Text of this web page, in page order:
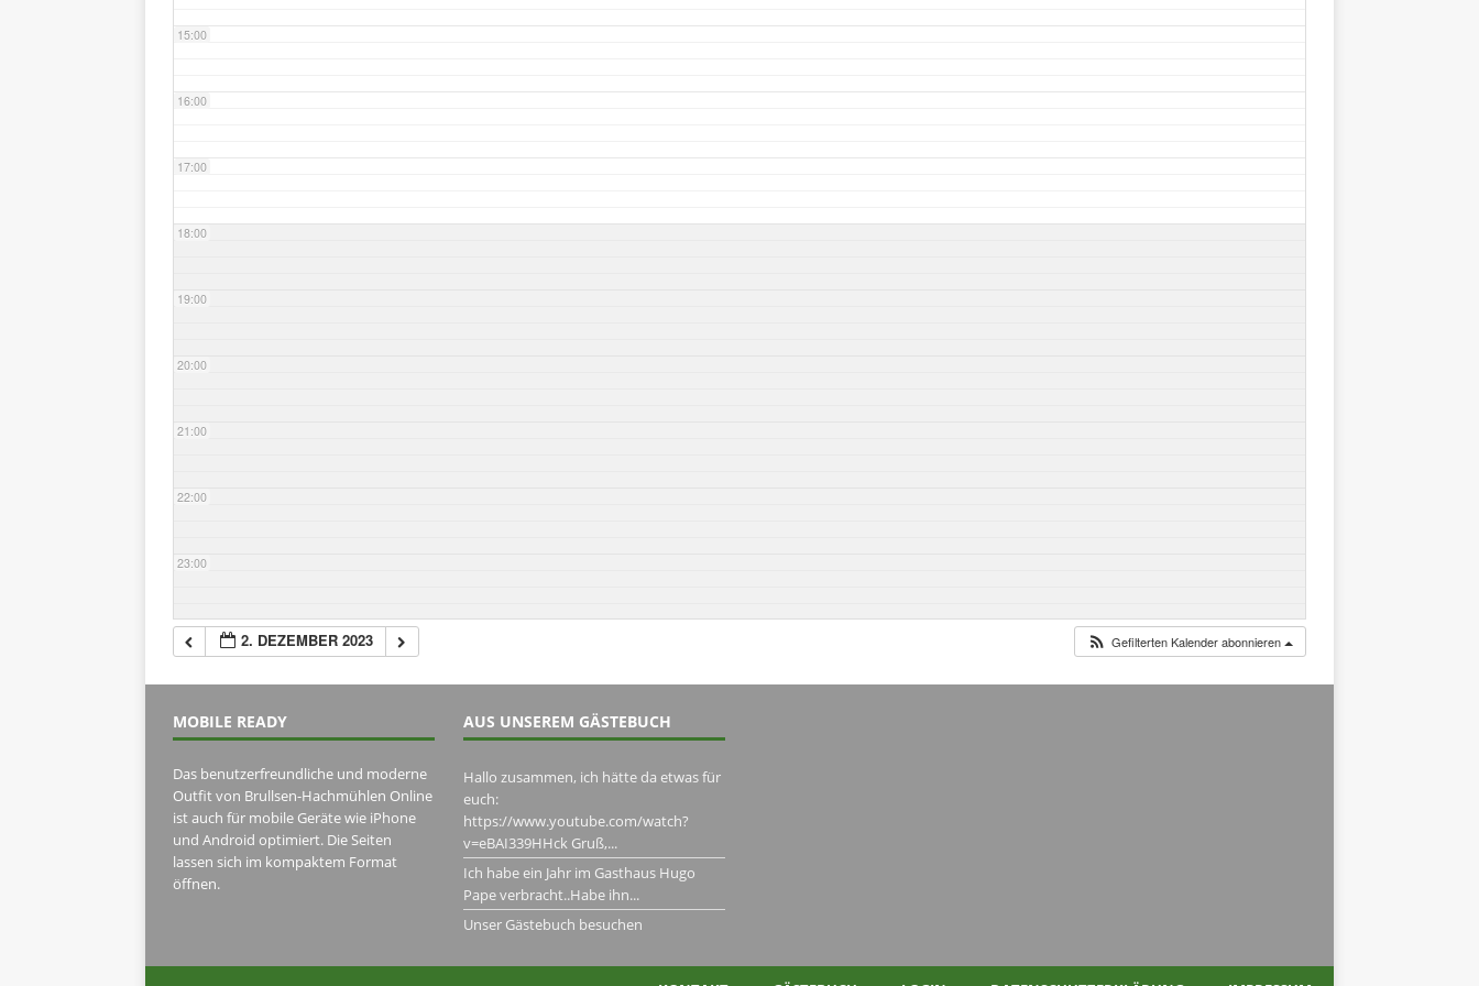
15:00
16:00
17:00
18:00
19:00
20:00
21:00
22:00
23:00
2. DEZEMBER 2023 Gefilterten Kalender abonnieren
MOBILE READY
Das benutzerfreundliche und moderne
Outfit von Brullsen-Hachmühlen Online
ist auch für mobile Geräte wie iPhone
und Android optimiert. Die Seiten
lassen sich im kompaktem Format
öffnen.
AUS UNSEREM GÄSTEBUCH
Hallo zusammen, ich hätte da etwas für
euch:
https://www.youtube.com/watch?
v=eBAI339HHck Gruß,...
Ich habe ein Jahr im Gasthaus Hugo
Pape verbracht..Habe ihn...
Unser Gästebuch besuchen